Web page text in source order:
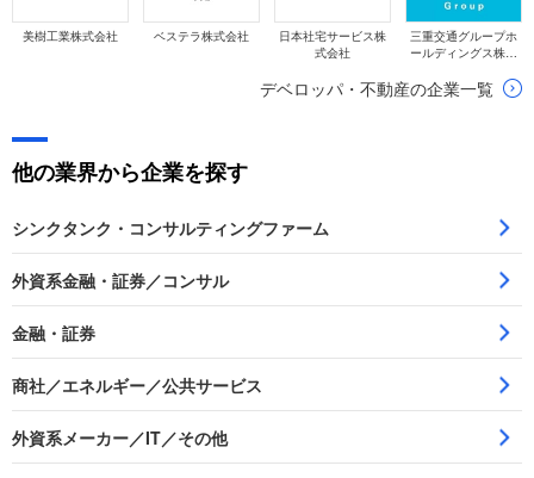
美樹工業株式会社 ベステラ株式会社
日本社宅サービス株
式会社
三重交通グループホ
ールディングス株式
デベロッパ・不動産の企業一覧
他の業界から企業を探す
シンクタンク・コンサルティングファーム
外資系金融・証券／コンサル
金融・証券
商社／エネルギー／公共サービス
外資系メーカー／IT／その他